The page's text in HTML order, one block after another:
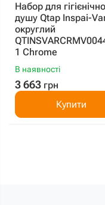
Набор для
душу Qtap Inspai-
округлий
1 Chrome
В наявності
3 663 грн
Купити